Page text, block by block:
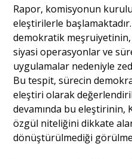
Rapor, komisyonun
eleştirilerle
demokratik
siyasi operasyonlar ve
uygulamalar nedeniyle
Bu tespit, sürecin
eleştiri olarak
devamında bu eleştirinin,
özgül niteliğini dikkate
dönüştürülmediği